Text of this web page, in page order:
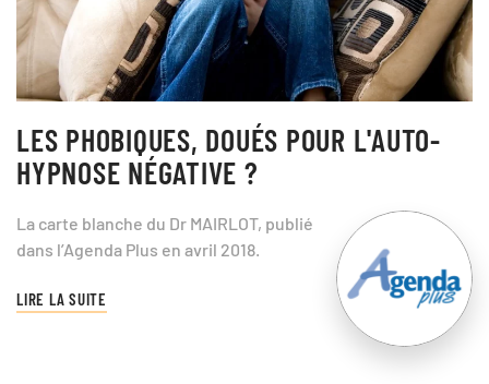
LES PHOBIQUES, DOUÉS POUR L'AUTO-
HYPNOSE NÉGATIVE ?
La carte blanche du Dr MAIRLOT, publié
dans l’Agenda Plus en avril 2018.
LIRE LA SUITE